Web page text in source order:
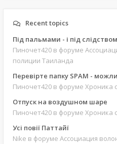
Recent topics
Під пальмами - і під слідством
Пиночет420 в форуме
полиции Таиланда
Перевірте папку SPAM -
Пиночет420 в форуме Хроника
Отпуск на воздушном шаре
Пиночет420 в форуме Хроника
Усі повії Паттайї
Nike в форуме Ассоциация